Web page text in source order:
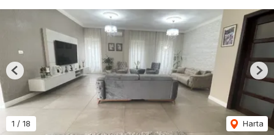
1 / 18 Harta
Previous